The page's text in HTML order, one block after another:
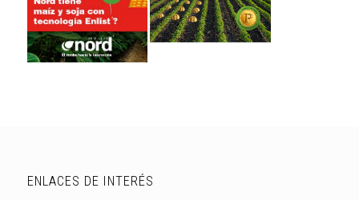
ENLACES DE INTERÉS